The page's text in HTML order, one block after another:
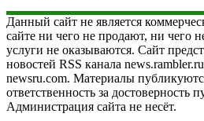
Данный сайт не является
сайте ни чего не продают, ни чего
услуги не оказываются. Сайт
новостей RSS канала
newsru.com. Материалы
ответственность за достоверность
Администрация сайта не несёт.